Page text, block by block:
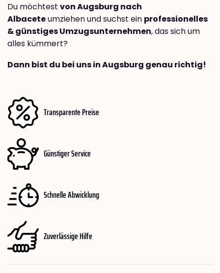
Du möchtest von Augsburg nach
Albaceteumziehen und suchst ein professionelles
& günstiges Umzugsunternehmen, das sich um
alles kümmert?
Dann bist du bei uns in Augsburg genau richtig!
Transparente Preise
Günstiger Service
Schnelle Abwicklung
Zuverlässige Hilfe